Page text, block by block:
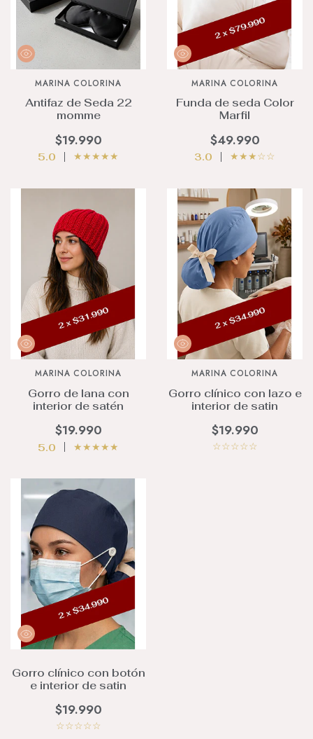
MARINA COLORINA
Antifaz de Seda 22
momme
$19.990
5.0 ★★★★★
MARINA COLORINA
Funda de seda Color
Marfil
$49.990
3.0 ★★★☆☆
MARINA COLORINA
Gorro de lana con
interior de satén
$19.990
5.0 ★★★★★
MARINA COLORINA
Gorro clínico con lazo e
interior de satin
$19.990
☆☆☆☆☆
Gorro clínico con botón
e interior de satin
$19.990
☆☆☆☆☆